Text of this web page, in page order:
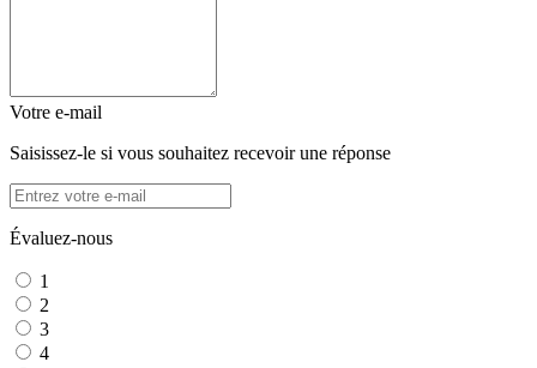
Votre e-mail
Saisissez-le si vous souhaitez recevoir une réponse
Évaluez-nous
1
2
3
4